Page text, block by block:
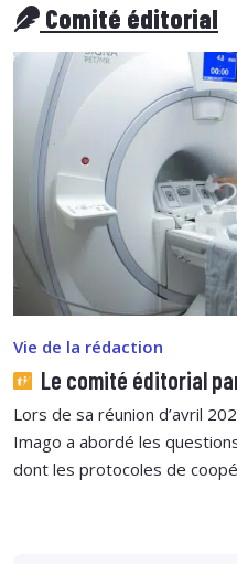
Comité éditorial
Vie de la rédaction
Le comité éditorial
Lors de sa réunion d’avril
Imago a abordé les
dont les protocoles de